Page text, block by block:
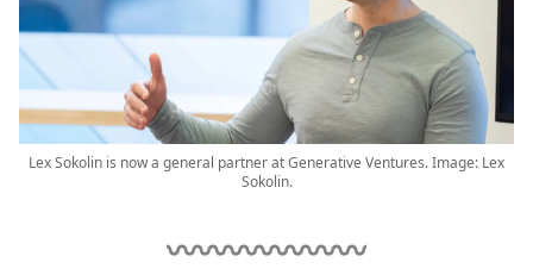
Lex Sokolin is now a general partner at Generative Ventures. Image: Lex
Sokolin.